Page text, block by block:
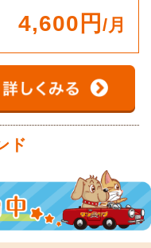
4,600円 /月
ド